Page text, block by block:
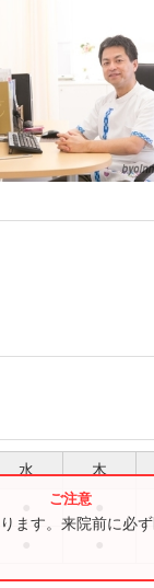
水 木
ます。来院前に必